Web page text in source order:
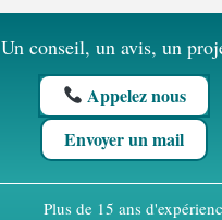
Envoyer un mail
Appelez nous
Un conseil, un avis, un
Plus de 15 ans